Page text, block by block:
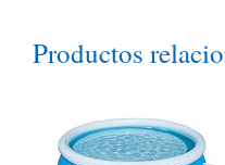
Productos